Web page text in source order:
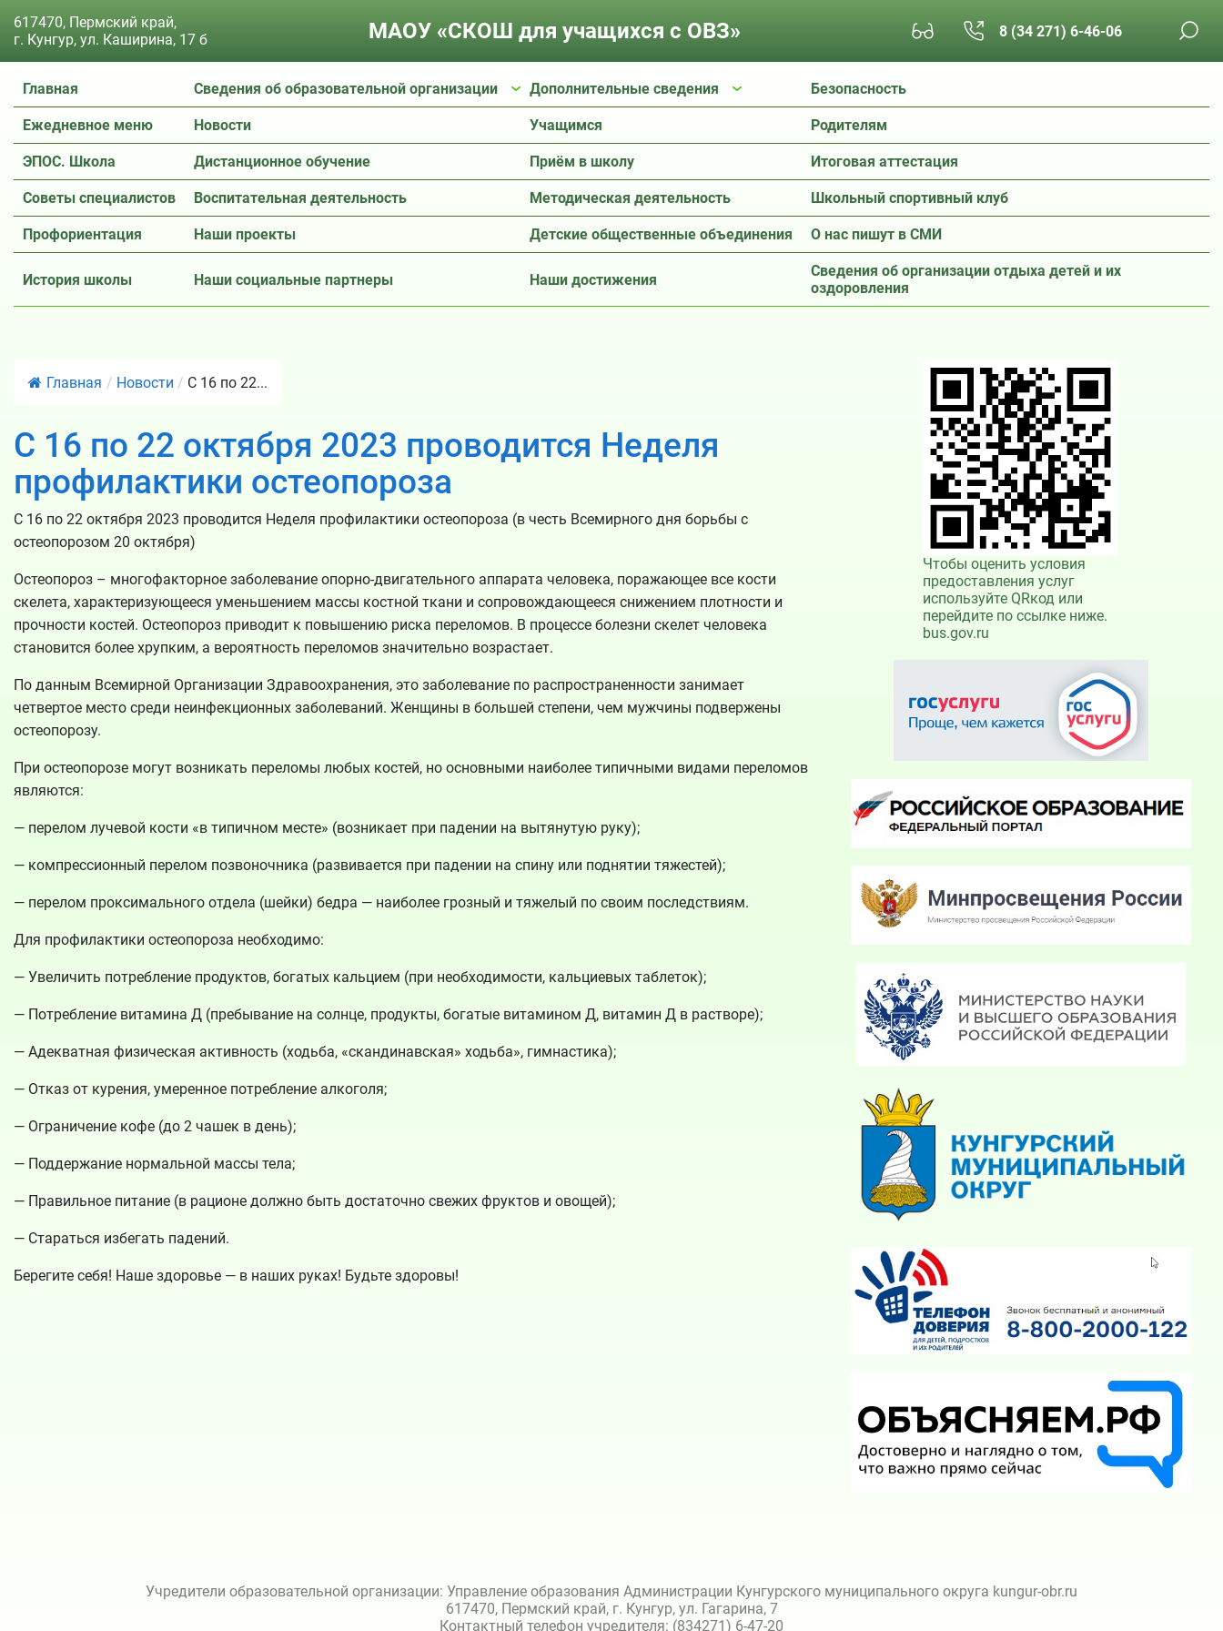
617470, Пермский край,
г. Кунгур, ул. Каширина, 17 б
МАОУ «СКОШ для учащихся с ОВЗ» 8 (34 271) 6-46-06
Главная Сведения об образовательной организации Дополнительные сведения Безопасность
Ежедневное меню Новости Учащимся Родителям
ЭПОС. Школа Дистанционное обучение Приём в школу Итоговая аттестация
Советы специалистов Воспитательная деятельность Методическая деятельность Школьный спортивный клуб
Профориентация Наши проекты Детские общественные объединения О нас пишут в СМИ
История школы Наши социальные партнеры Наши достижения
Сведения об организации отдыха детей и их
оздоровления
Главная / Новости / С 16 по 22...
С 16 по 22 октября 2023 проводится Неделя
профилактики остеопороза
С 16 по 22 октября 2023 проводится Неделя профилактики остеопороза (в честь Всемирного дня борьбы с
остеопорозом 20 октября)
Остеопороз – многофакторное заболевание опорно-двигательного аппарата человека, поражающее все кости
скелета, характеризующееся уменьшением массы костной ткани и сопровождающееся снижением плотности и
прочности костей. Остеопороз приводит к повышению риска переломов. В процессе болезни скелет человека
становится более хрупким, а вероятность переломов значительно возрастает.
По данным Всемирной Организации Здравоохранения, это заболевание по распространенности занимает
четвертое место среди неинфекционных заболеваний. Женщины в большей степени, чем мужчины подвержены
остеопорозу.
При остеопорозе могут возникать переломы любых костей, но основными наиболее типичными видами переломов
являются:
— перелом лучевой кости «в типичном месте» (возникает при падении на вытянутую руку);
— компрессионный перелом позвоночника (развивается при падении на спину или поднятии тяжестей);
— перелом проксимального отдела (шейки) бедра — наиболее грозный и тяжелый по своим последствиям.
Для профилактики остеопороза необходимо:
— Увеличить потребление продуктов, богатых кальцием (при необходимости, кальциевых таблеток);
— Потребление витамина Д (пребывание на солнце, продукты, богатые витамином Д, витамин Д в растворе);
— Адекватная физическая активность (ходьба, «скандинавская» ходьба», гимнастика);
— Отказ от курения, умеренное потребление алкоголя;
— Ограничение кофе (до 2 чашек в день);
— Поддержание нормальной массы тела;
— Правильное питание (в рационе должно быть достаточно свежих фруктов и овощей);
— Стараться избегать падений.
Берегите себя! Наше здоровье — в наших руках! Будьте здоровы!
Чтобы оценить условия
предоставления услуг
используйте QRкод или
перейдите по ссылке ниже.
bus.gov.ru
Учредители образовательной организации: Управление образования Администрации Кунгурского муниципального округа kungur-obr.ru
617470, Пермский край, г. Кунгур, ул. Гагарина, 7
Контактный телефон учредителя: (834271) 6-47-20